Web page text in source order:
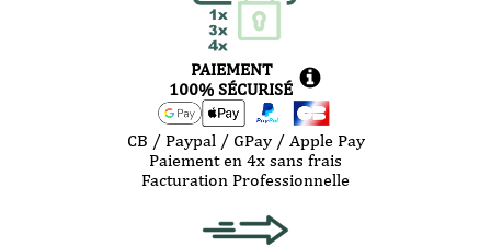
PAIEMENT
100% SÉCURISÉ
CB / Paypal / GPay / Apple Pay
Paiement en 4x sans frais
Facturation Professionnelle